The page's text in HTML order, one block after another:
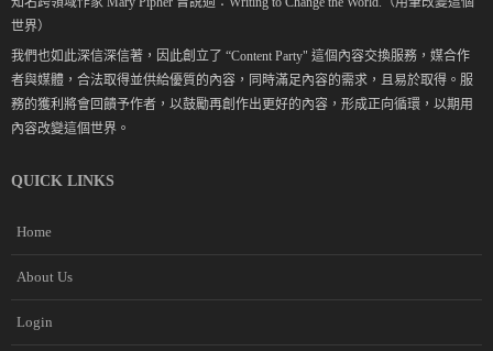
世界）
我們也如此深信深信著，因此創立了 “Content Party" 這個內容交換服務，媒合作
者與媒體，合法取得並供給優質的內容，同時滿足內容的需求，且易於取得。服
務的獲利將會回饋予作者，以鼓勵再創作出更好的內容，形成正向循環，以期用
內容改變這個世界。
QUICK LINKS
Home
About Us
Login